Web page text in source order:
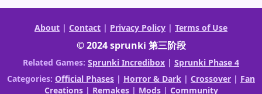
About | Contact | Privacy Policy | Terms of Use
© 2024 sprunki 第三阶段
Related Games: Sprunki Incredibox | Sprunki Phase 4
Categories: Official Phases | Horror & Dark | Crossover | Fan
Creations| Remakes| Mods| Community